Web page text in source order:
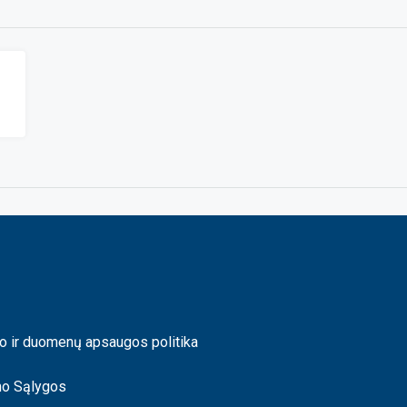
ir duomenų apsaugos politika
Sąlygos